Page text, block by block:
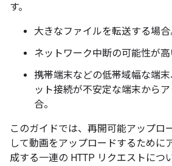
す。
大きなファイルを転送する場合
ネットワーク中断の可能性が高
携帯端末などの低帯域幅な端
ット接続が不安定な端末から
合。
このガイドでは、再開可能アップロ
して動画をアップロードするために
成する一連の HTTP リクエストにつ